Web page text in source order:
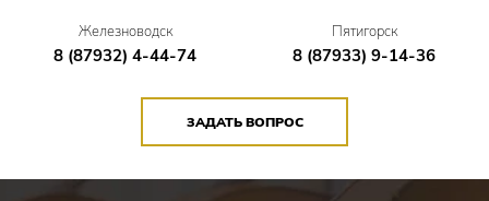
Железноводск
8 (87932) 4-44-74
Пятигорск
8 (87933) 9-14-36
ЗАДАТЬ ВОПРОС